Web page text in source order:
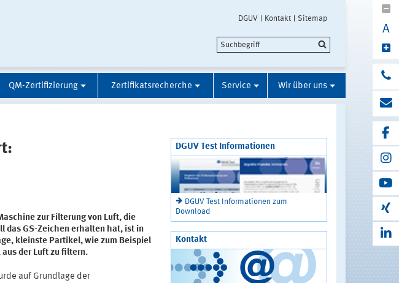
DGUV Kontakt Sitemap
A
QM-Zertifizierung Zertifikatsrecherche Service Wir über uns
zur Filterung von Luft, die
das GS-Zeichen erhalten hat, ist in
kleinste Partikel, wie zum Beispiel
aus der Luft zu filtern.
auf Grundlage der
DGUV Test Informationen
DGUV Test Informationen zum
Download
Kontakt